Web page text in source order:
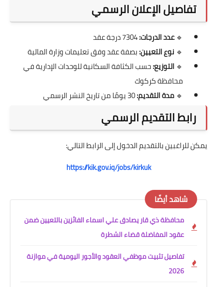
تفاصيل الإعلان الرسمي
🔹عدد الدرجات:
🔹 نوع التعيين:بصفة عقد وفق تعليمات وزارة المالية
🔹التوزيع:حسب الكثافة السكانية للوحدات الإدارية في
محافظة كركوك
🔹مدة التقديم:
رابط التقديم الرسمي
يمكن للراغبين بالتقديم الدخول إلى الرابط التالي:
https://kik.gov.iq/jobs/kirkuk
شاهد أيضًا
محافظة ذي قار يصادق علي اسماء الفائزين بالتعيين ضمن
عقود المفاضلة قضاء الشطرة
تفاصيل تثبيت موظفي العقود والأجور اليومية في موازنة
2026